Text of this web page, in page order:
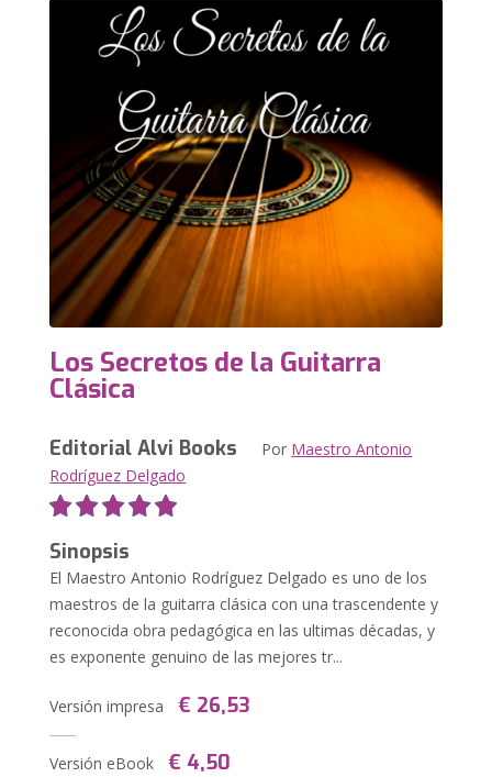
Los Secretos de la Guitarra
Clásica
Editorial Alvi Books Por Maestro Antonio
Rodríguez Delgado
Sinopsis
El Maestro Antonio Rodríguez Delgado es uno de los
maestros de la guitarra clásica con una trascendente y
reconocida obra pedagógica en las ultimas décadas, y
es exponente genuino de las mejores tr...
Versión impresa € 26,53
Versión eBook € 4,50